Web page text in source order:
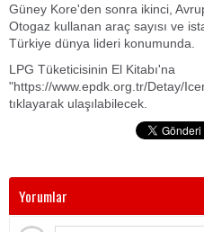
Güney Kore'den sonra ikinci,
Otogaz kullanan araç sayısı ve
Türkiye dünya lideri konumunda.
LPG Tüketicisinin El Kitabı'na
"https://www.epdk.org.tr/Detay/
tıklayarak ulaşılabilecek.
Yorumlar